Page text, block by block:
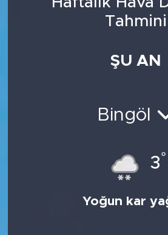
Tahmini
ŞU AN
Bingöl
3°
Yoğun kar
Eskişehirspor
Süper Lig Puan Durumu
Son Dakika Haberleri